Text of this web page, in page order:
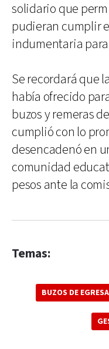
solidario que
pudieran cumplir
indumentaria
Se recordará que
había ofrecido
buzos y remeras
cumplió con lo
desencadenó en
comunidad
pesos ante la
Temas:
BUZOS DE